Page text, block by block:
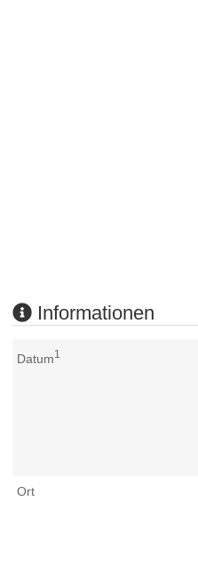
Informationen
Datum1
Ort